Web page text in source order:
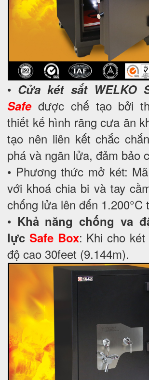
• Cửa két sắt WELKO
Safeđược chế tạo bởi
thiết kế hình răng cưa ăn
tạo nên liên kết chắc
phá và ngăn lửa, đảm bảo
• Phương thức mở két:
với khoá chia bi và tay
chống lửa lên đến 1.200°C
• Khả năng chống va
lực Safe Box: Khi cho
độ cao 30feet (9.144m).